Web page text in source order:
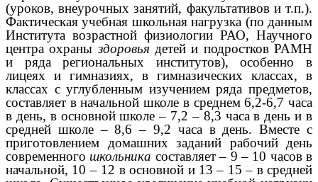
(уроков, внеурочных занятий, факультативов и т.п.).
Фактическая учебная школьная нагрузка (по данным
Института возрастной физиологии РАО, Научного
центра охраныздоровья детей и подростков РАМН
и ряда региональных институтов), особенно в
лицеях и гимназиях, в гимназических классах, в
классах с углубленным изучением ряда предметов,
составляет в начальной школе в среднем 6,2-6,7 часа
в день, в основной школе – 7,2 – 8,3 часа в день и в
средней школе – 8,6 – 9,2 часа в день. Вместе с
приготовлением домашних заданий рабочий день
современного школьника составляет – 9 – 10 часов в
начальной, 10 – 12 в основной и 13 – 15 – в средней